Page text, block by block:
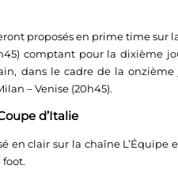
proposés en prime time sur
comptant pour la dixième
dans le cadre de la
– Venise (20h45).
d’Italie
clair sur la chaîne L’Équipe
foot.